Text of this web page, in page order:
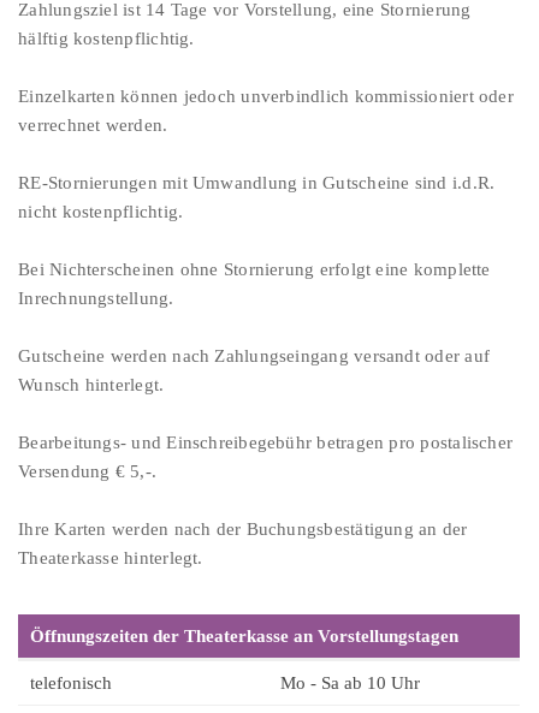
Zahlungsziel ist 14 Tage vor Vorstellung, eine Stornierung
hälftig kostenpflichtig.
Einzelkarten können jedoch unverbindlich kommissioniert oder
verrechnet werden.
RE-Stornierungen mit Umwandlung in Gutscheine sind i.d.R.
nicht kostenpflichtig.
Bei Nichterscheinen ohne Stornierung erfolgt eine komplette
Inrechnungstellung.
Gutscheine werden nach Zahlungseingang versandt oder auf
Wunsch hinterlegt.
Bearbeitungs- und Einschreibegebühr betragen pro postalischer
Versendung € 5,-.
Ihre Karten werden nach der Buchungsbestätigung an der
Theaterkasse hinterlegt.
Öffnungszeiten der Theaterkasse an Vorstellungstagen
telefonisch Mo - Sa ab 10 Uhr